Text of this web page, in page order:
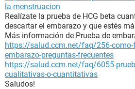
la-menstruacion
Realízate la prueba de HCG beta
descartar el embarazo y que estés
Más información de Prueba de
https://salud.ccm.net/faq/256-como-
embarazo-preguntas-frecuentes
https://salud.ccm.net/faq/6055-
cualitativas-o-cuantitativas
Saludos!